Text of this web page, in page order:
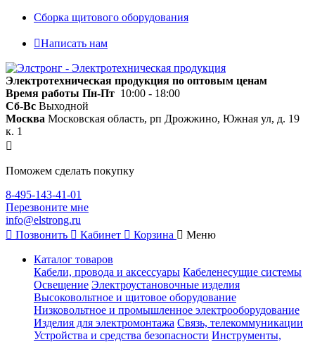
Сборка щитового оборудования
Написать нам
Электротехническая продукция по оптовым ценам
Время работы Пн-Пт 10:00 - 18:00
Сб-Вс Выходной
Москва Московская область, рп Дрожжино, Южная ул, д. 19
к. 1
Поможем сделать покупку
8-495-143-41-01
Перезвоните мне
info@elstrong.ru
Позвонить
Кабинет Корзина Меню
Каталог товаров
Кабели, провода и аксессуары Кабеленесущие системы
Освещение Электроустановочные изделия
Высоковольтное и щитовое оборудование
Низковольтное и промышленное электрооборудование
Изделия для электромонтажа Связь, телекоммуникации
Устройства и средства безопасности Инструменты,